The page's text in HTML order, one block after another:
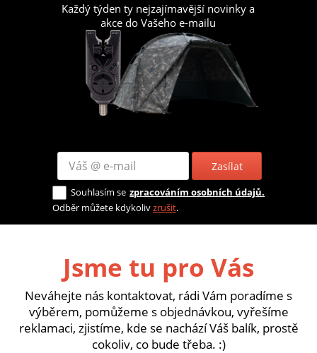
Každý týden ty nejzajímavější novinky a
akce do Vašeho e-mailu
Zasílat
Souhlasím se zpracováním osobních údajů.
Odběr můžete kdykolivzrušit.
Jsme tu pro Vás
Neváhejte nás kontaktovat, rádi Vám poradíme s
výběrem, pomůžeme s objednávkou, vyřešíme
reklamaci, zjistíme, kde se nachází Váš balík, prostě
cokoliv, co bude třeba. :)